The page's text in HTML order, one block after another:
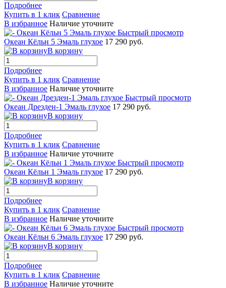
Подробнее
Купить в 1 клик Сравнение
В избранное Наличие уточните
Быстрый просмотр
Океан Кёльн 5 Эмаль глухое 17 290 руб.
В корзину
Подробнее
Купить в 1 клик Сравнение
В избранное Наличие уточните
Быстрый просмотр
Океан Дрезден-1 Эмаль глухое 17 290 руб.
В корзину
Подробнее
Купить в 1 клик Сравнение
В избранное Наличие уточните
Быстрый просмотр
Океан Кёльн 1 Эмаль глухое 17 290 руб.
В корзину
Подробнее
Купить в 1 клик Сравнение
В избранное Наличие уточните
Быстрый просмотр
Океан Кёльн 6 Эмаль глухое 17 290 руб.
В корзину
Подробнее
Купить в 1 клик Сравнение
В избранное Наличие уточните